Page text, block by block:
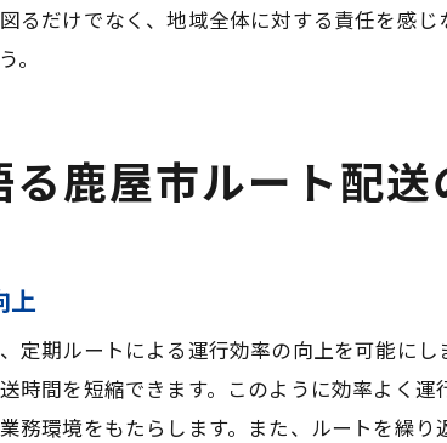
チームワークがもたらす業務の効率化
チームワークの中で育むリーダーシップ
共通の目標達成に向けた協力体制の構築
大型ドライバーを目指すなら鹿屋市でキャリ
鹿屋市でドライバーを始めるメリット
初心者に優しい職場環境の整備
キャリアパスを描くための教育プログラ
るだけでなく、地域全体に対する責任を感
。
鹿屋市ルート配
上
定期ルートによる運行効率の向上を可能に
時間を短縮できます。このように効率よく
務環境をもたらします。また、ルートを繰